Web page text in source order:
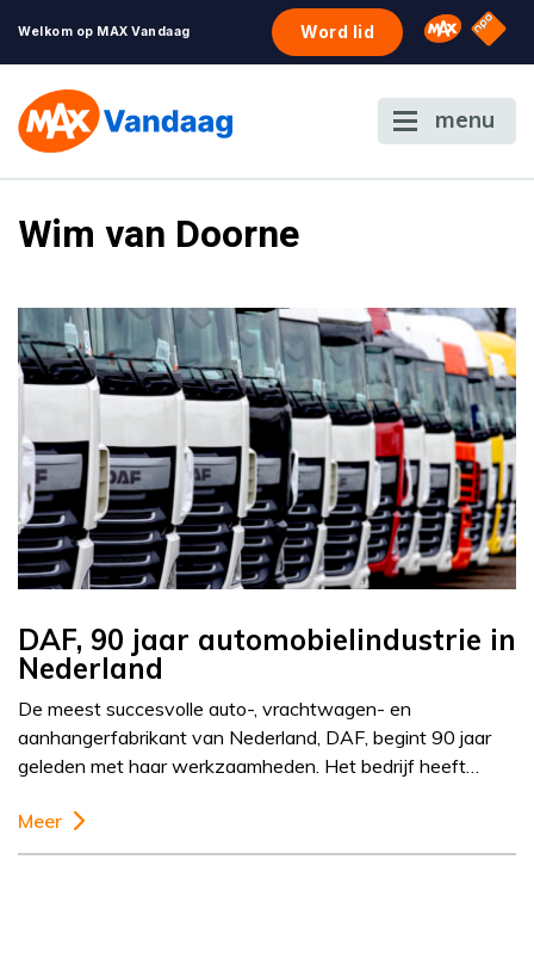
Welkom op MAX Vandaag Word lid Omroep
NPO
menu
Wim van Doorne
DAF, 90 jaar automobielindustrie in
Nederland
De meest succesvolle auto-, vrachtwagen- en
aanhangerfabrikant van Nederland, DAF, begint 90 jaar
geleden met haar werkzaamheden. Het bedrijf heeft…
Meer